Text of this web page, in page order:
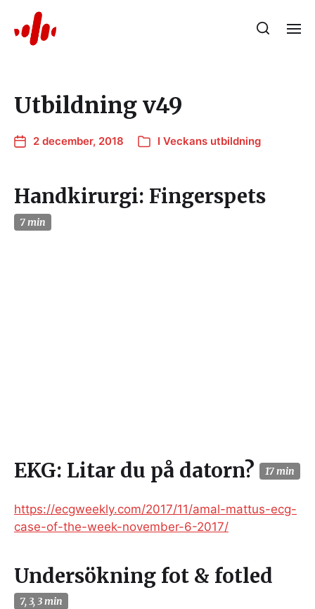
Utbildning v49
2 december, 2018 I Veckans utbildning
Handkirurgi: Fingerspets
7 min
EKG: Litar du på datorn? 17 min
https://ecgweekly.com/2017/11/amal-mattus-ecg-
case-of-the-week-november-6-2017/
Undersökning fot & fotled
7, 3, 3 min